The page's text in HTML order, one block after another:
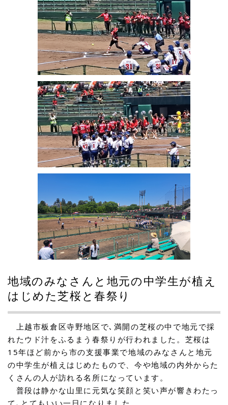
会派「久比岐野」の視察で佐渡市に行ってきました。
2023.06.23
河川危険か所の現地調査
2023.06.05
交通安全チャリティショー
2023.04.25
やすらぎ荘芝桜まつりに是非お出かけください！！
2023.04.02
上越市の第三セクター再出発
2023.03.20
橋本 洋一市議会だより2022年度が完成しました。
会派「久比岐野」の視察
2023.01.23
板倉区賀詞交歓会であいさつをさせていただきました。
「越後まほろば倶楽部」の設立集会に参加しました。
2023.01.16
2023.01.09
新年のご挨拶
2022.12.29
にれい辰雄後援会板倉支部総会に出席しました。
地域のみなさんと地元の中学生が植え
はじめた芝桜と春祭り
上越市板倉区寺野地区で､満開の芝桜の中で地元で採
れたウド汁をふるまう春祭りが行われました。芝桜は
15年ほど前から市の支援事業で地域のみなさんと地元
の中学生が植えはじめたもので、今や地域の内外からた
くさんの人が訪れる名所になっています。
普段は静かな山里に元気な笑顔と笑い声が響きわたっ
て､とてもいい一日になりました